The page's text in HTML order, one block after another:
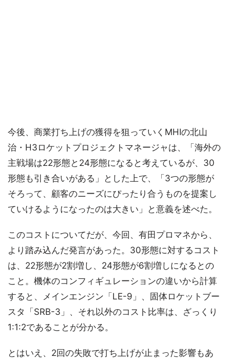
今後、商業打ち上げの獲得を狙っていくMHIの北山
治・H3ロケットプロジェクトマネージャは、「海外の
主戦場は22形態と24形態になると考えているが、30
形態も引き合いがある」とした上で、「3つの形態が
そろって、顧客のニーズにぴったり合うものを提案し
ていけるようになったのは大きい」と意義を述べた。
このコストについてだが、今回、有田プロマネから、
より踏み込んだ発言があった。30形態に対するコスト
は、22形態が2割増し、24形態が6割増しになるとの
こと。機体のコンフィギュレーションの違いから計算
すると、メインエンジン「LE-9」、固体ロケットブー
スタ「SRB-3」、それ以外のコスト比率は、ざっくり
1:1:2であることが分かる。
とはいえ、2回の失敗で打ち上げが止まった影響もあ